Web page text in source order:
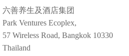
六善养生及酒店集团
Park Ventures Ecoplex,
57 Wireless Road, Bangkok 10330
Thailand